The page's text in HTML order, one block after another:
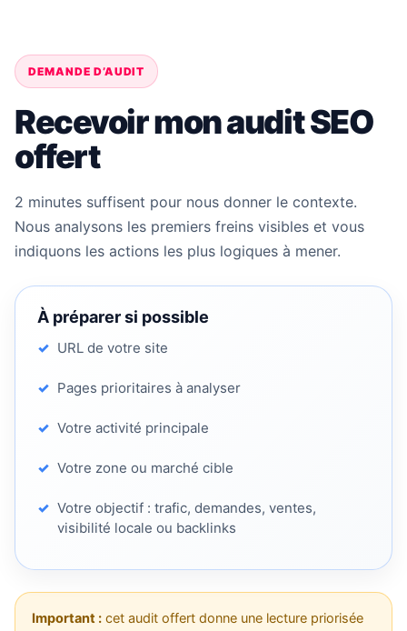
DEMANDE D’AUDIT
Recevoir mon audit SEO
offert
2 minutes suffisent pour nous donner le contexte.
Nous analysons les premiers freins visibles et vous
indiquons les actions les plus logiques à mener.
À préparer si possible
URL de votre site
Pages prioritaires à analyser
Votre activité principale
Votre zone ou marché cible
Votre objectif : trafic, demandes, ventes,
visibilité locale ou backlinks
Important : cet audit offert donne une lecture priorisée